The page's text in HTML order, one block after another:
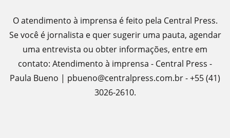
O atendimento à imprensa é feito pela Central Press.
Se você é jornalista e quer sugerir uma pauta, agendar
uma entrevista ou obter informações, entre em
contato: Atendimento à imprensa - Central Press -
Paula Bueno | pbueno@centralpress.com.br - +55 (41)
3026-2610.